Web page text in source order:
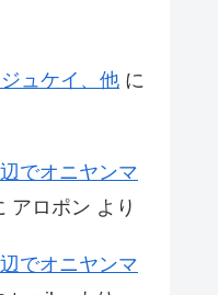
ュケイ、他 に
でオニヤンマ
アロポン より
でオニヤンマ